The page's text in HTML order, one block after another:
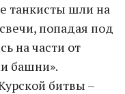
танкисты шли на
попадая под
на части от
башни».
битвы –